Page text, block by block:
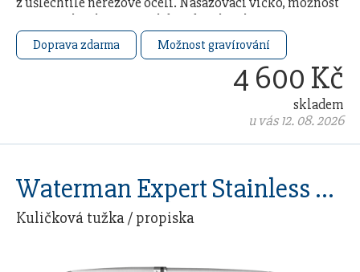
použití jak inkoustových bombiček, tak i …
Doprava zdarma Možnost gravírování
4 600 Kč
skladem
u vás 12. 08. 2026
Waterman Expert Stainless Steel CT
Kuličková tužka / propiska